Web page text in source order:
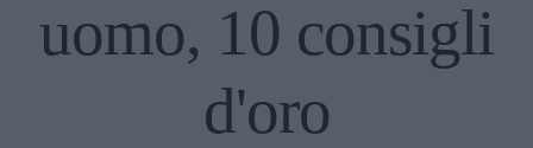
uomo, 10 consigli
d'oro